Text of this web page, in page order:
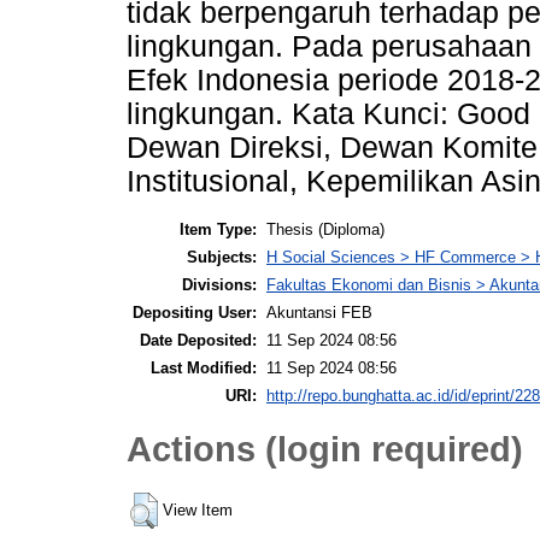
tidak berpengaruh terhadap
lingkungan. Pada
Efek Indonesia periode
lingkungan. Kata Kunci:
Dewan Direksi, Dewan
Institusional, Kepemilikan
Item Type: Thesis (Diploma)
Subjects:
H Social Sciences > HF Commerce >
Divisions:
Fakultas Ekonomi dan Bisnis >
Depositing User: Akuntansi FEB
Date Deposited:
11 Sep 2024 08:56
Last Modified:
11 Sep 2024 08:56
URI:
http://repo.bunghatta.ac.id/id/eprint/
Actions (login required)
View Item